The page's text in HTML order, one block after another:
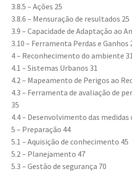
3.8.5 – Ações 25
3.8.6 – Mensuração de resultados 25
3.9 – Capacidade de Adaptação ao
3.10 – Ferramenta Perdas e Ganhos
4 – Reconhecimento do ambiente
4.1 – Sistemas Urbanos 31
4.2 – Mapeamento de Perigos ao
4.3 – Ferramenta de avaliação de
35
4.4 – Desenvolvimento das
5 – Preparação 44
5.1 – Aquisição de conhecimento 45
5.2 – Planejamento 47
5.3 – Gestão de segurança 70